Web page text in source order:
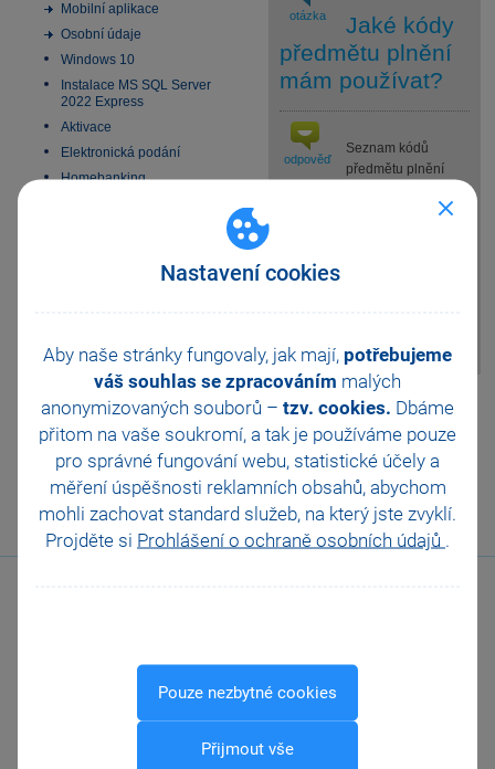
Nastavení cookies
Aby naše stránky fungovaly, jak mají, potřebujeme
váš souhlas se zpracováním malých
anonymizovaných souborů – tzv. cookies. Dbáme
přitom na vaše soukromí, a tak je používáme pouze
pro správné fungování webu, statistické účely a
měření úspěšnosti reklamních obsahů, abychom
mohli zachovat standard služeb, na který jste zvyklí.
Projděte si Prohlášení o ochraně osobních údajů .
Pouze nezbytné cookies
Přijmout vše
Mobilní aplikace
Osobní údaje
Windows 10
Instalace MS SQL Server
2022 Express
Aktivace
Elektronická podání
Homebanking
33 vychytávek pro
Doporučení pro zálohování
Zabezpečení
Příspěvkové organizace
Legislativa od 1. 1. 2024
Obecný internetový obchod
otázka
Jaké kódy
předmětu plnění
mám používat?
odpověď
Seznam kódů
předmětu plnění
pro aktuální účetní období.
Pomohla Vám tato
Ne Nevím
Odeslat Tisknout
Zavolejte nám
567 112 611